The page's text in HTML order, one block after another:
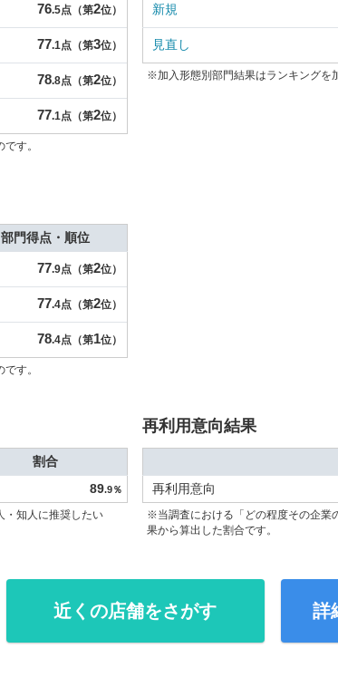
76.5点（第2位）
77.1点（第3位）
78.8点（第2位）
77.1点（第2位）
す。
新規
見直し
※加入形態別部門結果はランキングを
部門得点・順位
77.9点（第2位）
77.4点（第2位）
78.4点（第1位）
す。
割合
89.9％
・知人に推奨したい
再利用意向結果
再利用意向
※当調査における「どの程度その企業
果から算出した割合です。
近くの店舗をさがす 詳